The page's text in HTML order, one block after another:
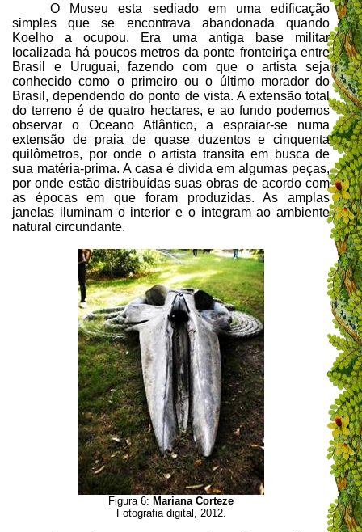
O Museu esta sediado em uma edificação
simples que se encontrava abandonada quando
Koelho a ocupou. Era uma antiga base militar
localizada há poucos metros da ponte fronteiriça entre
Brasil e Uruguai, fazendo com que o artista seja
conhecido como o primeiro ou o último morador do
Brasil, dependendo do ponto de vista. A extensão total
do terreno é de quatro hectares, e ao fundo podemos
observar o Oceano Atlântico, a espraiar-se numa
extensão de praia de quase duzentos e cinquenta
quilômetros, por onde o artista transita em busca de
sua matéria-prima. A casa é divida em algumas peças,
por onde estão distribuídas suas obras de acordo com
as épocas em que foram produzidas. As amplas
janelas iluminam o interior e o integram ao ambiente
natural circundante.
Figura 6: Mariana Corteze
Fotografia digital, 2012.